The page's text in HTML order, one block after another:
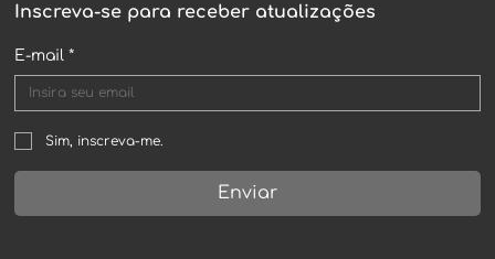
Inscreva-se para receber atualizações
E-mail *
Sim, inscreva-me.
Enviar